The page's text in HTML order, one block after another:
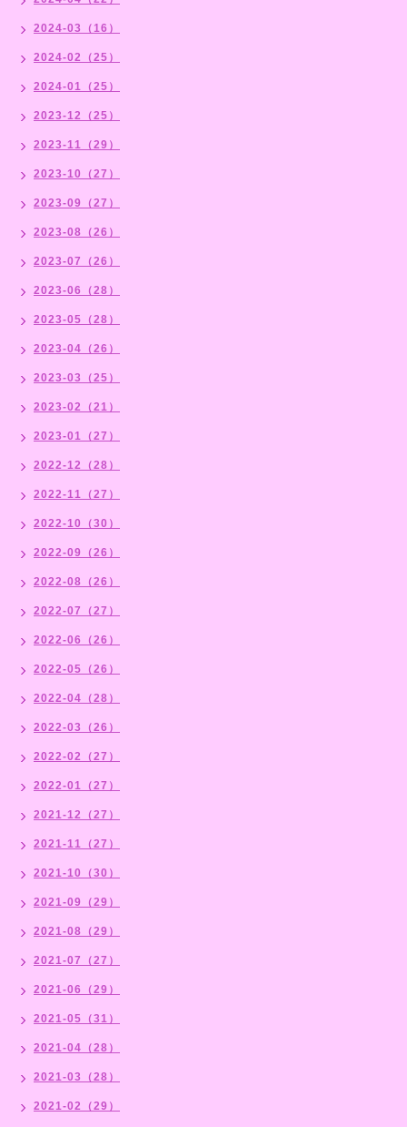
2024-03（16）
2024-02（25）
2024-01（25）
2023-12（25）
2023-11（29）
2023-10（27）
2023-09（27）
2023-08（26）
2023-07（26）
2023-06（28）
2023-05（28）
2023-04（26）
2023-03（25）
2023-02（21）
2023-01（27）
2022-12（28）
2022-11（27）
2022-10（30）
2022-09（26）
2022-08（26）
2022-07（27）
2022-06（26）
2022-05（26）
2022-04（28）
2022-03（26）
2022-02（27）
2022-01（27）
2021-12（27）
2021-11（27）
2021-10（30）
2021-09（29）
2021-08（29）
2021-07（27）
2021-06（29）
2021-05（31）
2021-04（28）
2021-03（28）
2021-02（29）